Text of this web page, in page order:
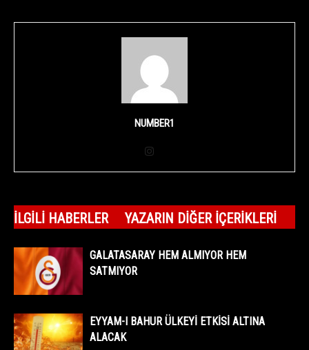
NUMBER1
İLGILI HABERLER YAZARIN DIĞER İÇERIKLERI
GALATASARAY HEM ALMIYOR HEM
SATMIYOR
EYYAM-I BAHUR ÜLKEYİ ETKİSİ ALTINA
ALACAK